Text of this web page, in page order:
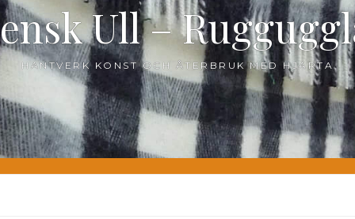
Ull –
HANTVERK KONST OCH ÅTERBRUK MED HJÄRTA